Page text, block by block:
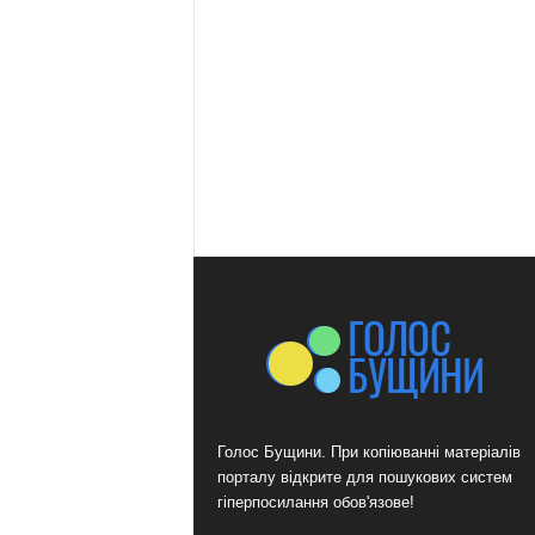
Голос Бущини. При копіюванні матеріалів
порталу відкрите для пошукових систем
гіперпосилання обов'язове!